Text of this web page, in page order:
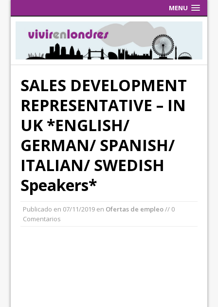
MENU
SALES DEVELOPMENT
REPRESENTATIVE – IN
UK *ENGLISH/
GERMAN/ SPANISH/
ITALIAN/ SWEDISH
Speakers*
Publicado en 07/11/2019 en Ofertas de empleo// 0
Comentarios